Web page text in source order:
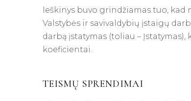
Ieškinys buvo grindžiamas tuo, kad
Valstybės ir savivaldybių įstaigų
darbą įstatymas (toliau –
koeficientai.
TEISMŲ SPRENDIMAI